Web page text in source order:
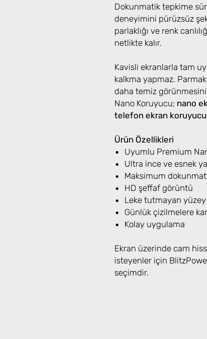
Dokunmatik tepkime
deneyimini pürüzsüz
parlaklığı ve renk
netlikte kalır.
Kavisli ekranlarla tam
kalkma yapmaz.
daha temiz
Nano Koruyucu; nano
telefon ekran koruyucu
Ürün Özellikleri
Uyumlu Premium
Ultra ince ve esnek
Maksimum
HD şeffaf görüntü
Leke tutmayan yüzey
Günlük çizilmelere
Kolay uygulama
Ekran üzerinde cam
isteyenler için
seçimdir.